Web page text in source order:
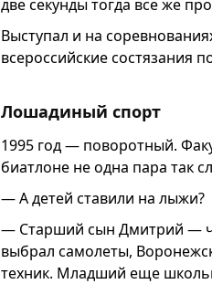
две секунды тогда все же
Выступал и на
всероссийские состязания
Лошадиный спорт
1995 год — поворотный.
биатлоне не одна пара так
— А детей ставили на лыжи?
— Старший сын Дмитрий —
выбрал самолеты,
техник. Младший еще